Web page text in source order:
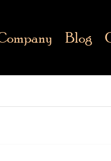
Blog